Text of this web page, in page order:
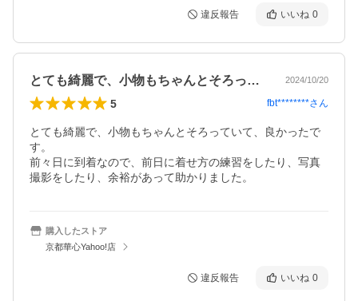
違反報告 いいね 0
とても綺麗で、小物もちゃんとそろってい… 2024/10/20
5 fbt********さん
とても綺麗で、小物もちゃんとそろっていて、良かったで
す。
前々日に到着なので、前日に着せ方の練習をしたり、写真
撮影をしたり、余裕があって助かりました。
購入したストア
京都華心Yahoo!店
違反報告 いいね 0